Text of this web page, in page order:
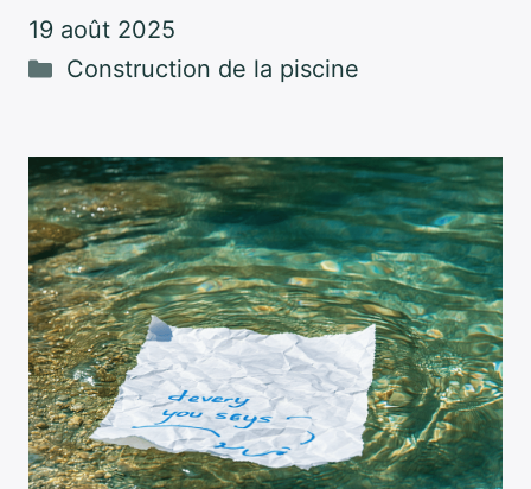
19 août 2025
Catégories
Construction de la piscine